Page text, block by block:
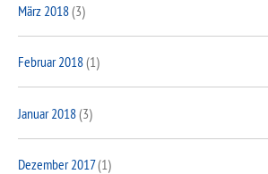
März 2018(3)
Februar 2018(1)
Januar 2018(3)
Dezember 2017(1)